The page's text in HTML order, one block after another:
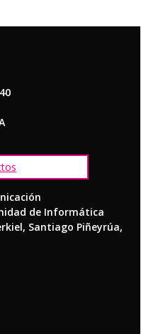
de Informática
Santiago Piñeyrúa,